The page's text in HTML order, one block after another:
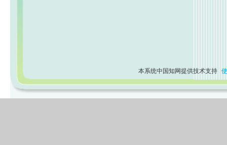
本系统中国知网提供技术支持